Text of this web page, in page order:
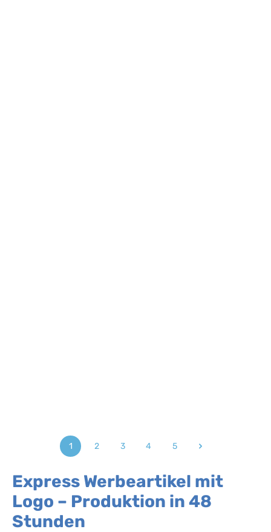
Seite
1
Seite
2
Seite
3
Seite
4
Seite
5
Express Werbeartikel mit
Logo – Produktion in 48
Stunden